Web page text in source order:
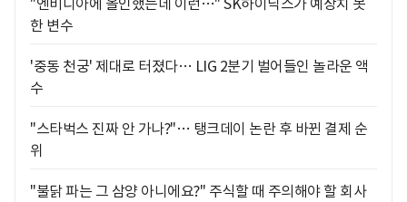
한 변수
'중동 천궁' 제대로 터졌다… LIG 2분기 벌어들인 놀라운 액
수
"스타벅스 진짜 안 가나?"… 탱크데이 논란 후 바뀐 결제 순
위
"불닭 파는 그 삼양 아니에요?" 주식할 때 주의해야 할 회사